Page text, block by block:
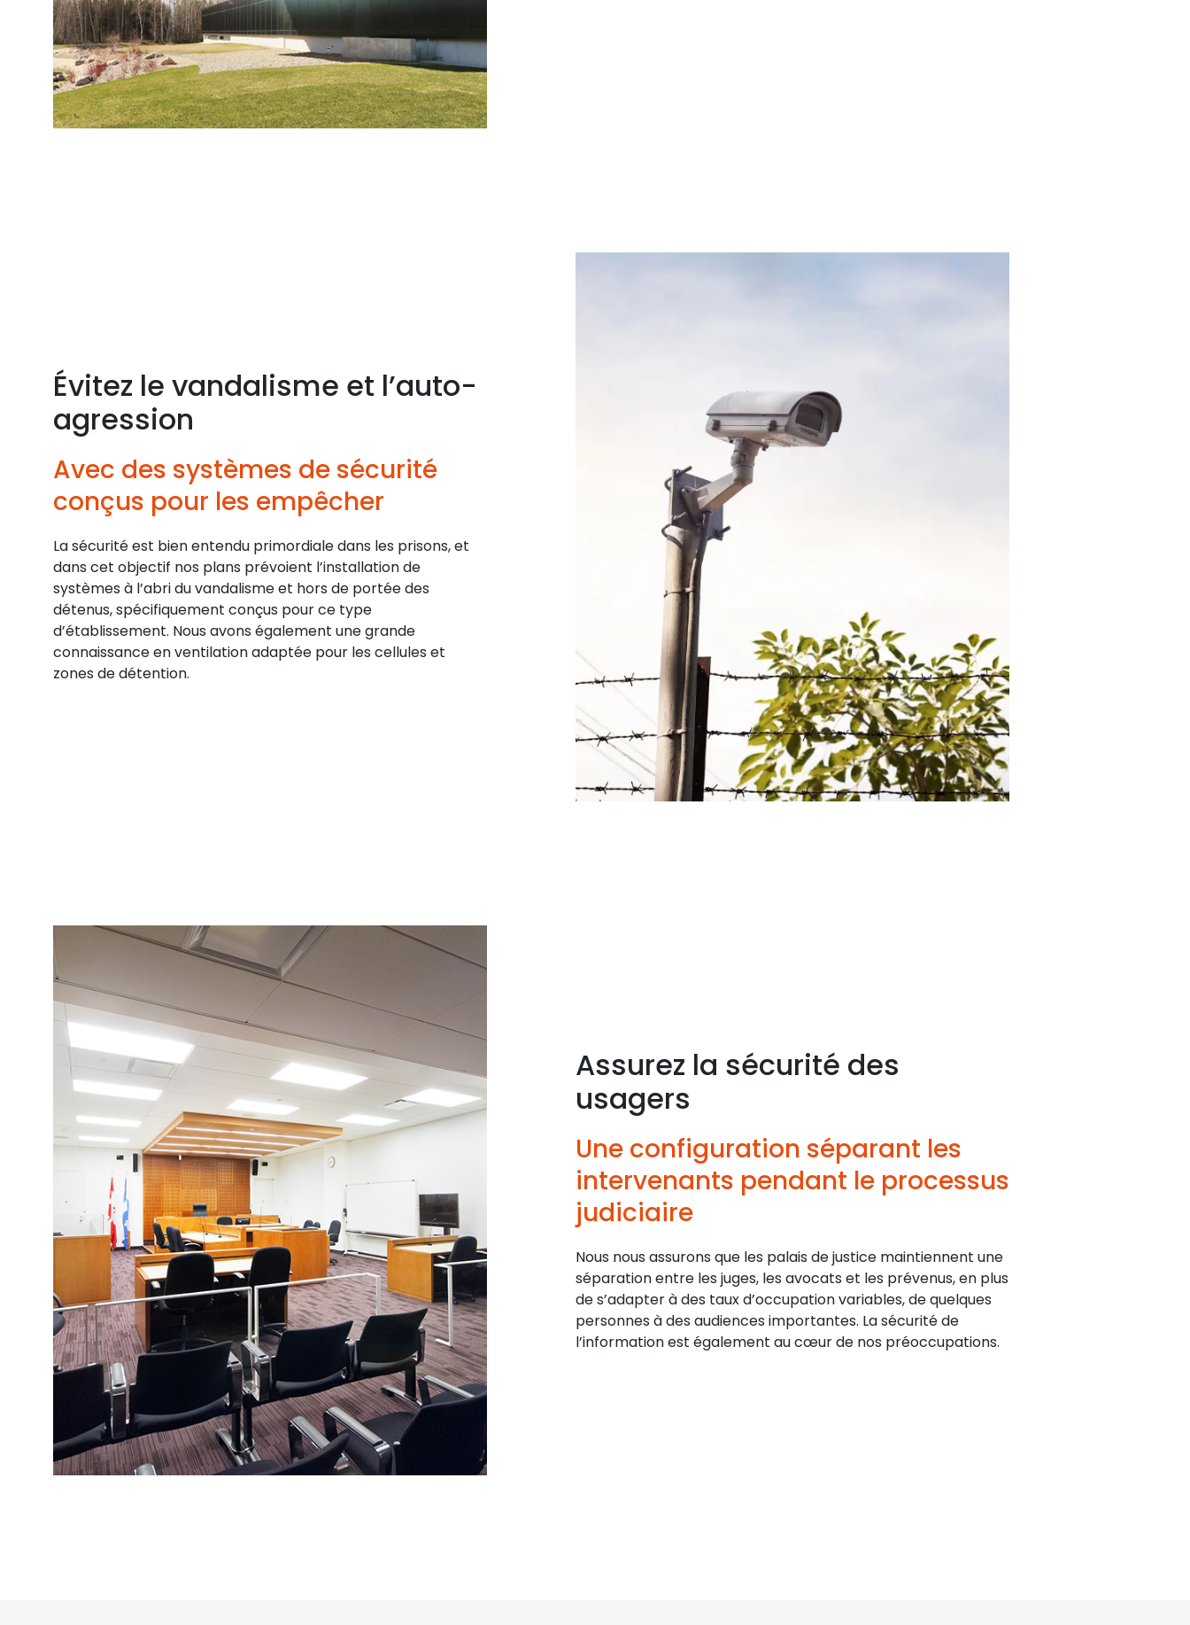
Évitez le vandalisme et l’auto-
agression
Avec des systèmes de sécurité
conçus pour les empêcher
La sécurité est bien entendu primordiale dans les prisons, et
dans cet objectif nos plans prévoient l’installation de
systèmes à l’abri du vandalisme et hors de portée des
détenus, spécifiquement conçus pour ce type
d’établissement. Nous avons également une grande
connaissance en ventilation adaptée pour les cellules et
zones de détention.
Assurez la sécurité des
usagers
Une configuration séparant les
intervenants pendant le processus
judiciaire
Nous nous assurons que les palais de justice maintiennent une
séparation entre les juges, les avocats et les prévenus, en plus
de s’adapter à des taux d’occupation variables, de quelques
personnes à des audiences importantes. La sécurité de
l’information est également au cœur de nos préoccupations.